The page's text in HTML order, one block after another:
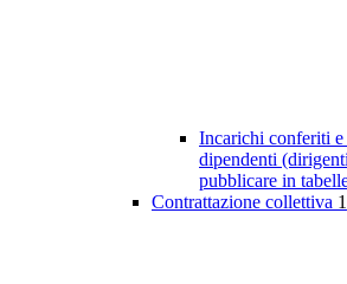
Incarichi conferiti e
dipendenti
pubblicare in
Contrattazione collettiva 1